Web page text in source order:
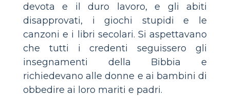
devota e il duro lavoro, e gli abiti
disapprovati, i giochi stupidi e le
canzoni e i libri secolari. Si aspettavano
che tutti i credenti seguissero gli
insegnamenti della Bibbia e
richiedevano alle donne e ai bambini di
obbedire ai loro mariti e padri.